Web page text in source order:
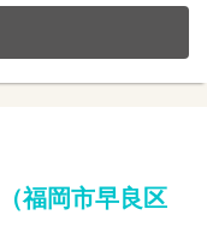
携わって頂きます。
福岡市早良区